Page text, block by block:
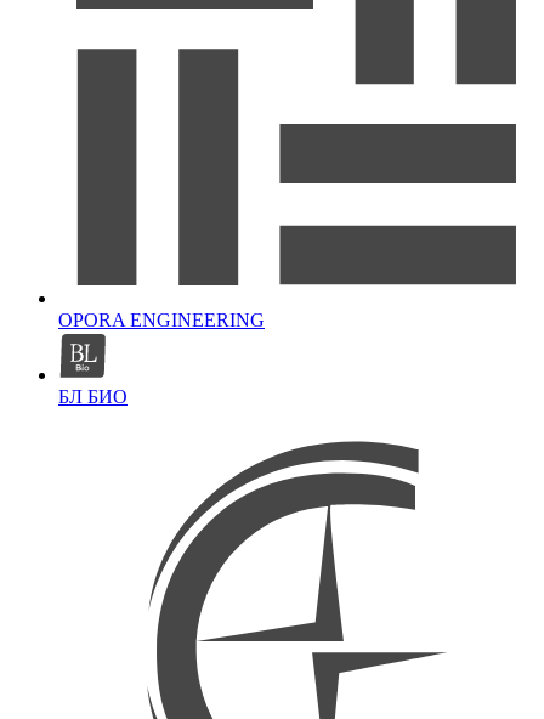
OPORA ENGINEERING
БЛ БИО